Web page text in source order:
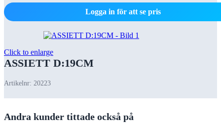
Logga in för att se pris
Click to enlarge
ASSIETT D:19CM
Artikelnr: 20223
Andra kunder tittade också på